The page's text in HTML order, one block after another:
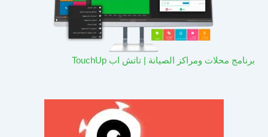
برنامج محلات ومراكز الصيانة | تاتش اب TouchUp